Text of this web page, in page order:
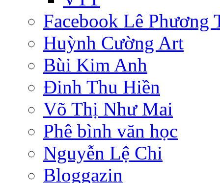
Facebook Lê Phương
Huỳnh Cường Art
Bùi Kim Anh
Đinh Thu Hiền
Võ Thị Như Mai
Phê bình văn học
Nguyễn Lệ Chi
Bloggazin